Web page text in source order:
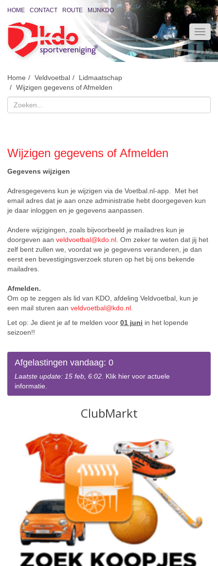
HOME CONTACT ROUTE MIJNKDO
Home Veldvoetbal
Lidmaatschap
Wijzigen gegevens of Afmelden
Wijzigen gegevens of Afmelden
Gegevens wijzigen
Adresgegevens kun je wijzigen via de Voetbal.nl-app. Met het
email adres dat je aan onze administratie hebt doorgegeven kun
je daar inloggen en je gegevens aanpassen.
Andere wijzigingen, zoals bijvoorbeeld je mailadres kun je
doorgeven aan veldvoetbal@kdo.nl. Om zeker te weten dat jij het
zelf bent zullen we, voordat we je gegevens veranderen, je dan
eerst een bevestigingsverzoek sturen op het bij ons bekende
mailadres.
Afmelden.
Om op te zeggen als lid van KDO, afdeling Veldvoetbal, kun je
een mail sturen aan veldvoetbal@kdo.nl.
Let op: Je dient je af te melden voor 01 juni in het lopende
seizoen!!
Afgelastingen vandaag: 0
Laatste update: 15 feb, 6:02. Klik hier voor actuele
informatie.